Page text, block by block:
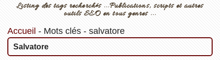
Listing des tags recherchés ...Publications, scripts et autres
outils SEO en tous genres ...
Accueil - Mots clés- salvatore
Salvatore